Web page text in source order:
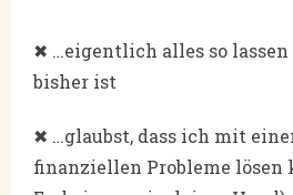
✖ …eigentlich alles so
bisher ist
✖ …glaubst, dass ich mit
finanziellen Probleme lösen